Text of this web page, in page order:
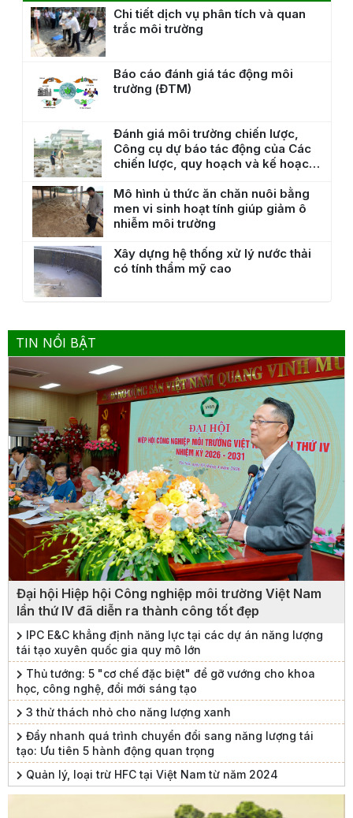
Chi tiết dịch vụ phân tích và quan
trắc môi trường
Báo cáo đánh giá tác động môi
trường (ĐTM)
Đánh giá môi trường chiến lược,
Công cụ dự báo tác động của Các
chiến lược, quy hoạch và kế hoạch
Mô hình ủ thức ăn chăn nuôi bằng
men vi sinh hoạt tính giúp giảm ô
nhiễm môi trường
Xây dựng hệ thống xử lý nước thải
có tính thẩm mỹ cao
TIN NỔI BẬT
Đại hội Hiệp hội Công nghiệp môi trường Việt Nam
lần thứ IV đã diễn ra thành công tốt đẹp
IPC E&C khẳng định năng lực tại các dự án năng lượng
tái tạo xuyên quốc gia quy mô lớn
Thủ tướng: 5 "cơ chế đặc biệt" để gỡ vướng cho khoa
học, công nghệ, đổi mới sáng tạo
3 thử thách nhỏ cho năng lượng xanh
Đẩy nhanh quá trình chuyển đổi sang năng lượng tái
tạo: Ưu tiên 5 hành động quan trọng
Quản lý, loại trừ HFC tại Việt Nam từ năm 2024